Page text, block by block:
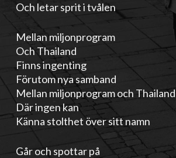
Och letar sprit i tvålen
Mellan miljonprogram
Och Thailand
Finns ingenting
Förutom nya samband
Mellan miljonprogram och Thailand
Där ingen kan
Känna stolthet över sitt namn
Går och spottar på